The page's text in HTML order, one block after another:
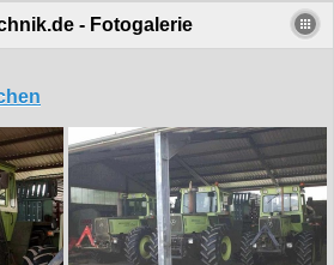
- Fotogalerie